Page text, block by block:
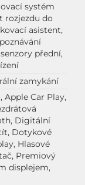
systém
rozjezdu do
asistent,
přední,
zamykání
Apple Car Play,
Digitální
Dotykové
Hlasové
Premiový
displejem,